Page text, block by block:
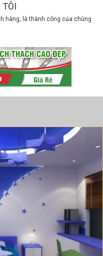
TÔI
hàng, là thành công của chúng